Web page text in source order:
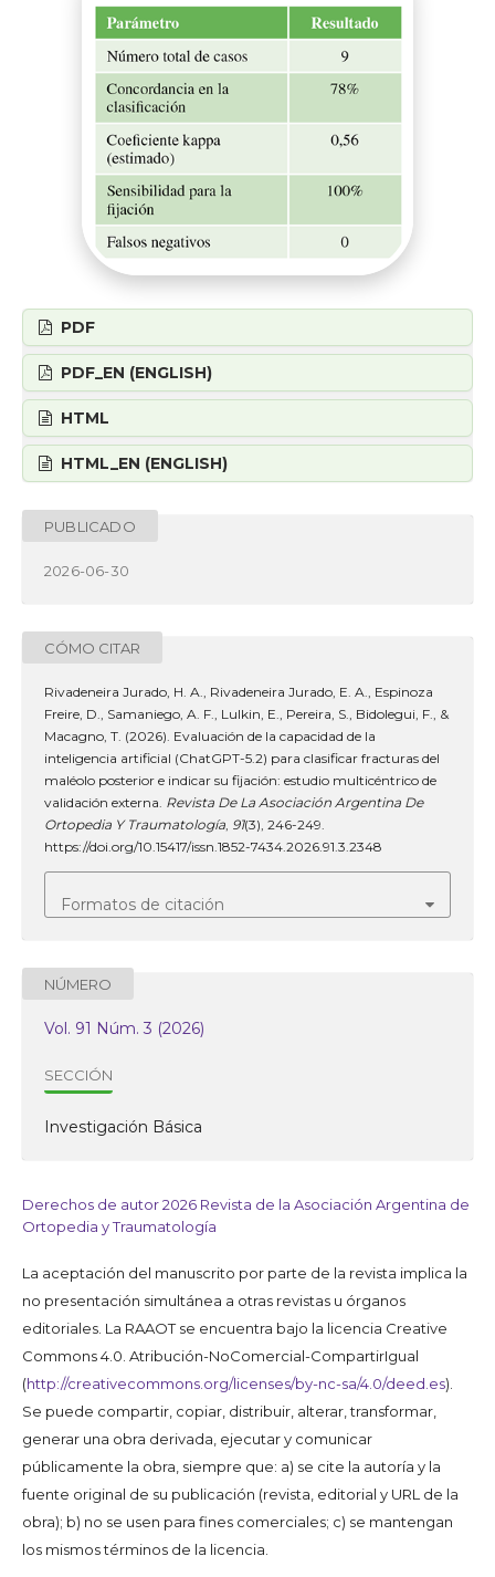
PDF
PDF_EN (ENGLISH)
HTML
HTML_EN (ENGLISH)
PUBLICADO
2026-06-30
CÓMO CITAR
Rivadeneira Jurado, H. A., Rivadeneira Jurado, E. A., Espinoza
Freire, D., Samaniego, A. F., Lulkin, E., Pereira, S., Bidolegui, F., &
Macagno, T. (2026). Evaluación de la capacidad de la
inteligencia artificial (ChatGPT-5.2) para clasificar fracturas del
maléolo posterior e indicar su fijación: estudio multicéntrico de
validación externa. Revista De La Asociación Argentina De
Ortopedia Y Traumatología 91(3), 246-249.
https://doi.org/10.15417/issn.1852-7434.2026.91.3.2348
Formatos de citación
NÚMERO
Vol. 91 Núm. 3 (2026)
SECCIÓN
Investigación Básica
Derechos de autor 2026 Revista de la Asociación Argentina de
Ortopedia y Traumatología
La aceptación del manuscrito por parte de la revista implica la
no presentación simultánea a otras revistas u órganos
editoriales. La RAAOT se encuentra bajo la licencia Creative
Commons 4.0. Atribución-NoComercial-CompartirIgual
(http://creativecommons.org/licenses/by-nc-sa/4.0/deed.es).
Se puede compartir, copiar, distribuir, alterar, transformar,
generar una obra derivada, ejecutar y comunicar
públicamente la obra, siempre que: a) se cite la autoría y la
fuente original de su publicación (revista, editorial y URL de la
obra); b) no se usen para fines comerciales; c) se mantengan
los mismos términos de la licencia.